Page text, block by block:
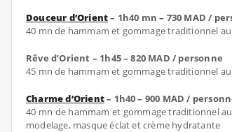
Douceur d’Orient– 1h40 mn – 730 MAD /
40 mn de hammam et gommage traditionnel
Rêve d’Orient – 1h45 – 820 MAD / personne
45 mn de hammam et gommage traditionnel
Charme d’Orient– 1h40 – 900 MAD /
40 mn de hammam et gommage traditionnel
modelage, masque éclat et crème hydratante